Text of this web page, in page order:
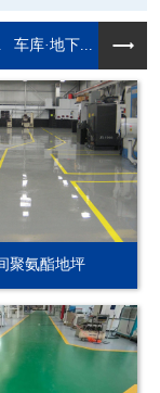
车库·地下...
聚氨酯地坪